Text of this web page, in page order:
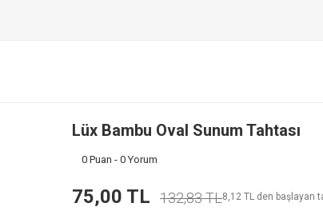
Lüx Bambu Oval Sunum Tahtası
0 Puan - 0 Yorum
75,00 TL 132,83 TL8,12 TL den başlayan